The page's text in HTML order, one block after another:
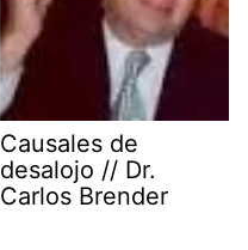
Causales de
desalojo // Dr.
Carlos Brender